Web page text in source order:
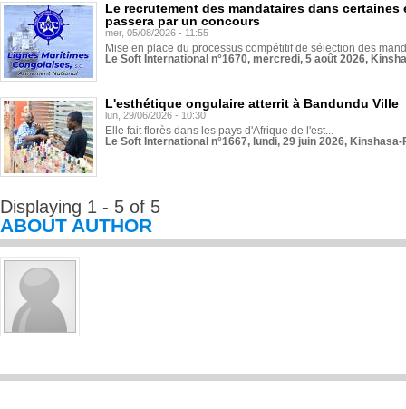
Le recrutement des mandataires dans
passera par un concours
mer, 05/08/2026 - 11:55
Mise en place du processus compétitif de sélection des
Le Soft International n°1670, mercredi, 5 août 2026,
L'esthétique ongulaire atterrit à Bandundu Ville
lun, 29/06/2026 - 10:30
Elle fait florès dans les pays d'Afrique de l'est...
Le Soft International n°1667, lundi, 29 juin 2026,
Displaying 1 - 5 of 5
ABOUT AUTHOR